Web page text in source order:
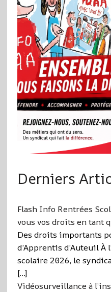
Derniers
Flash Info Rentrées
vous vos droits en tant
Des droits importants
d’Apprentis d’Auteuil À
scolaire 2026, le
[…]
Vidéosurveillance à